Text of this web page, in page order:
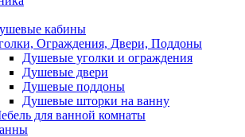
кабины
Ограждения, Двери, Поддоны
Душевые уголки и ограждения
Душевые двери
Душевые поддоны
Душевые шторки на ванну
для ванной комнаты